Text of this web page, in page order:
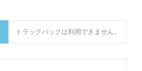
トラックバックは利用できません。